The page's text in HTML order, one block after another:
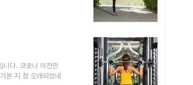
니다. 코로나 이전만
본 지 참 오래되었네